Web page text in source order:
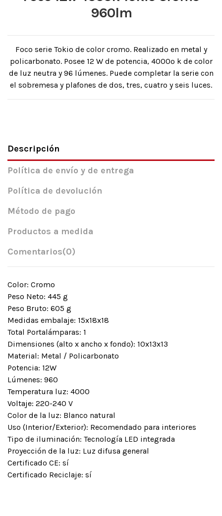
960lm
Foco serie Tokio de color cromo. Realizado en metal y
policarbonato. Posee 12 W de potencia, 4000º k de color
de luz neutra y 96 lúmenes. Puede completar la serie con
el sobremesa y plafones de dos, tres, cuatro y seis luces.
Descripción
Política de envío y de entrega
Política de devolución
Método de pago
Productos a medida
Comentarios(0)
Color: Cromo
Peso Neto: 445 g
Peso Bruto: 605 g
Medidas embalaje: 15x18x18
Total Portalámparas: 1
Dimensiones (alto x ancho x fondo): 10x13x13
Material: Metal / Policarbonato
Potencia: 12W
Lúmenes: 960
Temperatura luz: 4000
Voltaje: 220-240 V
Color de la luz: Blanco natural
Uso (Interior/Exterior): Recomendado para interiores
Tipo de iluminación: Tecnología LED integrada
Proyección de la luz: Luz difusa general
Certificado CE: sí
Certificado Reciclaje: sí